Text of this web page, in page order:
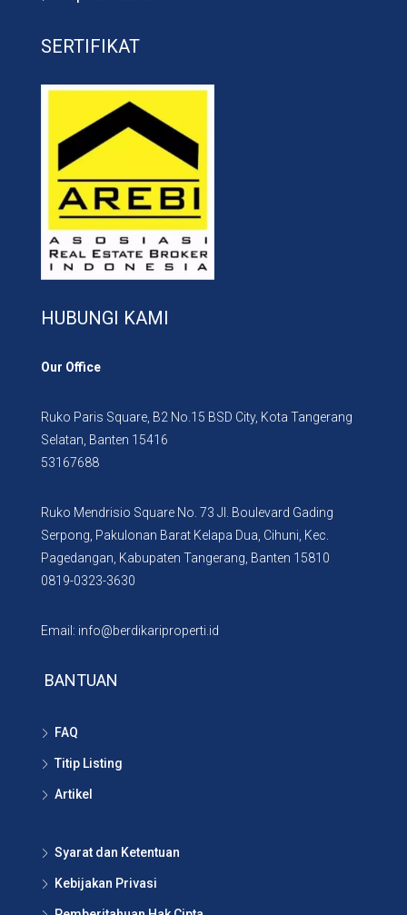
SERTIFIKAT
HUBUNGI KAMI
Our Office
Ruko Paris Square, B2 No.15 BSD City, Kota Tangerang
Selatan, Banten 15416
53167688
Ruko Mendrisio Square No. 73 Jl. Boulevard Gading
Serpong, Pakulonan Barat Kelapa Dua, Cihuni, Kec.
Pagedangan, Kabupaten Tangerang, Banten 15810
0819-0323-3630
Email: info@berdikariproperti.id
BANTUAN
FAQ
Titip Listing
Artikel
Syarat dan Ketentuan
Kebijakan Privasi